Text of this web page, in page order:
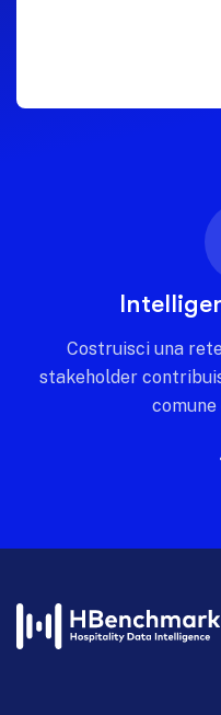
Costruisci una
stakeholder